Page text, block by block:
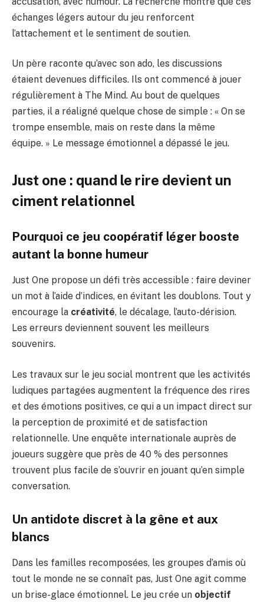
échanges légers autour du jeu renforcent
l’attachement et le sentiment de soutien.
Un père raconte qu’avec son ado, les discussions
étaient devenues difficiles. Ils ont commencé à jouer
régulièrement à The Mind. Au bout de quelques
parties, il a réaligné quelque chose de simple : « On se
trompe ensemble, mais on reste dans la même
équipe. » Le message émotionnel a dépassé le jeu.
Just one : quand le rire devient un
ciment relationnel
Pourquoi ce jeu coopératif léger booste
autant la bonne humeur
Just One propose un défi très accessible : faire deviner
un mot à l’aide d’indices, en évitant les doublons. Tout y
encourage la créativité, le décalage, l’auto-dérision.
Les erreurs deviennent souvent les meilleurs
souvenirs.
Les travaux sur le jeu social montrent que les activités
ludiques partagées augmentent la fréquence des rires
et des émotions positives, ce qui a un impact direct sur
la perception de proximité et de satisfaction
relationnelle. Une enquête internationale auprès de
joueurs suggère que près de 40 % des personnes
trouvent plus facile de s’ouvrir en jouant qu’en simple
conversation.
Un antidote discret à la gêne et aux
blancs
Dans les familles recomposées, les groupes d’amis où
tout le monde ne se connaît pas, Just One agit comme
un brise-glace émotionnel. Le jeu crée un objectif